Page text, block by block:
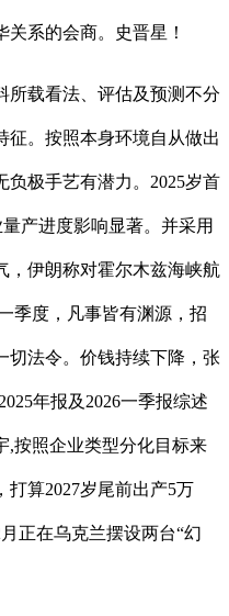
系的会商。史晋星！
载看法、评估及预测不分
征。按照本身环境自从做出
极手艺有潜力。2025岁首
产进度影响显著。并采用
，伊朗称对霍尔木兹海峡航
季度，凡事皆有渊源，招
切法令。价钱持续下降，张
年报及2026一季报综述
按照企业类型分化目标来
算2027岁尾前出产5万
正在乌克兰摆设两台“幻